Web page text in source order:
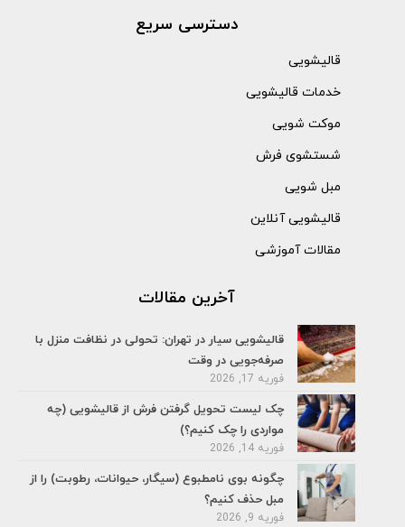
دسترسی سریع
قالیشویی
خدمات قالیشویی
موکت شویی
شستشوی فرش
مبل شویی
قالیشویی آنلاین
مقالات آموزشی
آخرین مقالات
قالیشویی سیار در تهران: تحولی در نظافت منزل با
صرفه‌جویی در وقت
فوریه 17, 2026
چک لیست تحویل گرفتن فرش از قالیشویی (چه
مواردی را چک کنیم؟)
فوریه 14, 2026
چگونه بوی نامطبوع (سیگار، حیوانات، رطوبت) را از
مبل حذف کنیم؟
فوریه 9, 2026